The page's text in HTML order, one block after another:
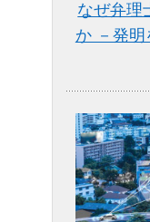
なぜ弁理
か －発明